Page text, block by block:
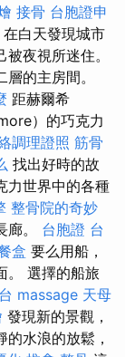
接骨 台胞證申
在白天發現城市
夜視所迷住。
的主房間。
距赫爾希
）的巧克力
調理證照 筋骨
找出好時的故
力世界中的各種
整骨院的奇妙
廊。 台胞證 台
盒 要么用船，
。 選擇的船旅
massage 天母
發現新的景觀，
水浪的放鬆，